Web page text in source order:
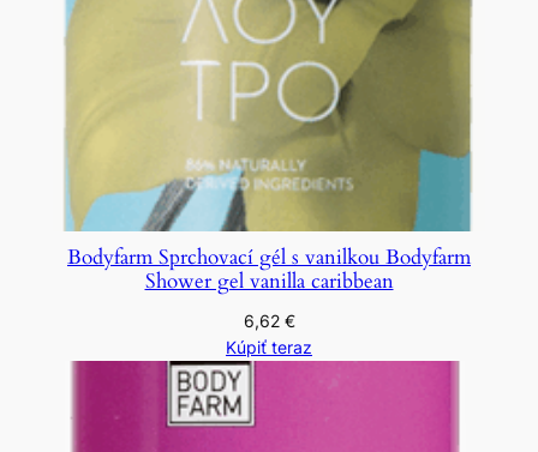
Bodyfarm Sprchovací gél s vanilkou Bodyfarm
Shower gel vanilla caribbean
6,62 €
Kúpiť teraz